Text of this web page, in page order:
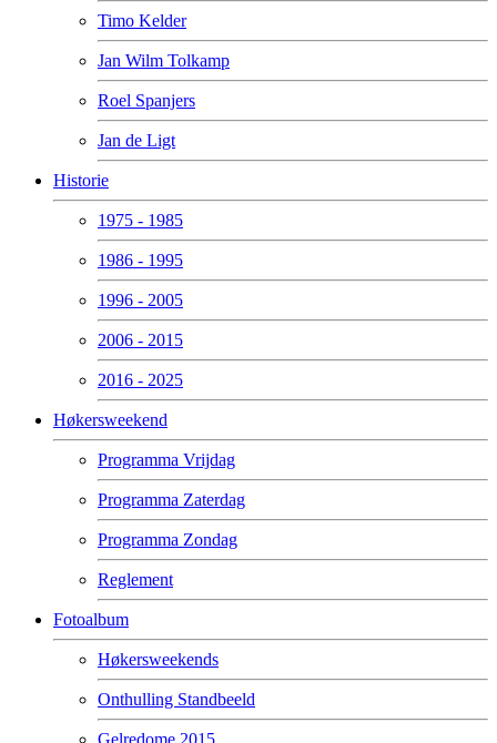
Timo Kelder
Jan Wilm Tolkamp
Roel Spanjers
Jan de Ligt
Historie
1975 - 1985
1986 - 1995
1996 - 2005
2006 - 2015
2016 - 2025
Høkersweekend
Programma Vrijdag
Programma Zaterdag
Programma Zondag
Reglement
Fotoalbum
Høkersweekends
Onthulling Standbeeld
Gelredome 2015